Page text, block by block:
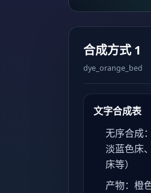
合成方式 1
dye_orange_bed
文字合成表
无序合成
淡蓝色床
床等）
产物：橙